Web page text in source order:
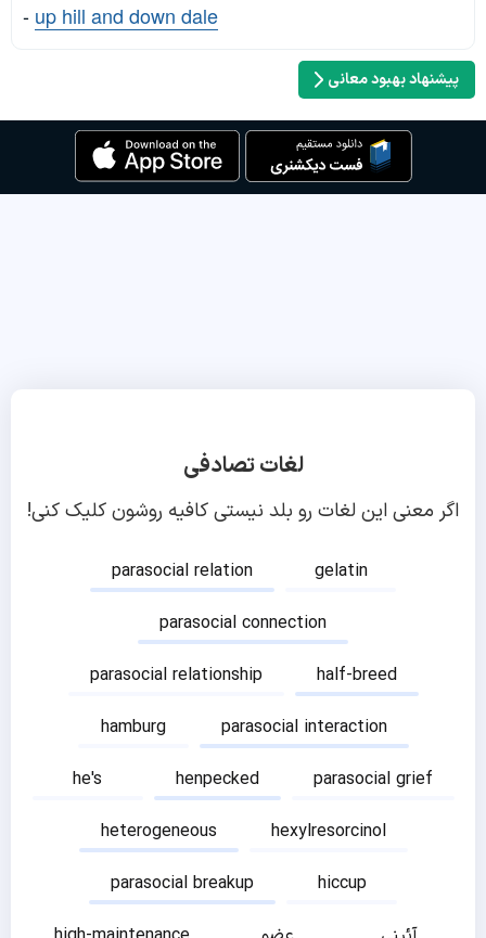
- up hill and down dale
پیشنهاد بهبود معانی
لغات تصادفی
اگر معنی این لغات رو بلد نیستی کافیه روشون کلیک کنی!
parasocial relation
gelatin
parasocial connection
parasocial relationship
half-breed
hamburg
parasocial interaction
he's
henpecked
parasocial grief
heterogeneous
hexylresorcinol
parasocial breakup
hiccup